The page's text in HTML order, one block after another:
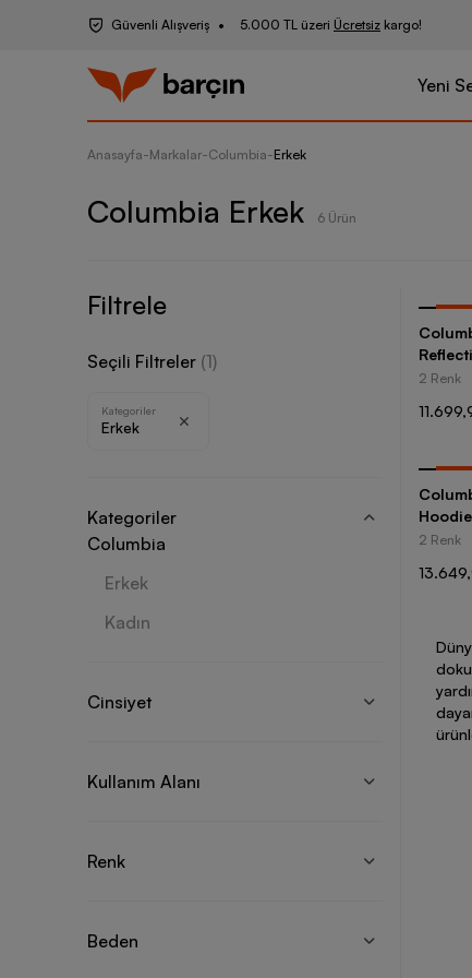
Güvenli Alışveriş 5.000 TL üzeri Ücretsiz kargo!
Yeni
Anasayfa-Markalar-Columbia-Erkek
Columbia Erkek 6 Ürün
Filtrele
Seçili Filtreler (1)
Kategoriler
Erkek
Kategoriler
Columbia
Erkek
Kadın
Cinsiyet
Kullanım Alanı
Renk
Beden
2 Renk
2 Renk